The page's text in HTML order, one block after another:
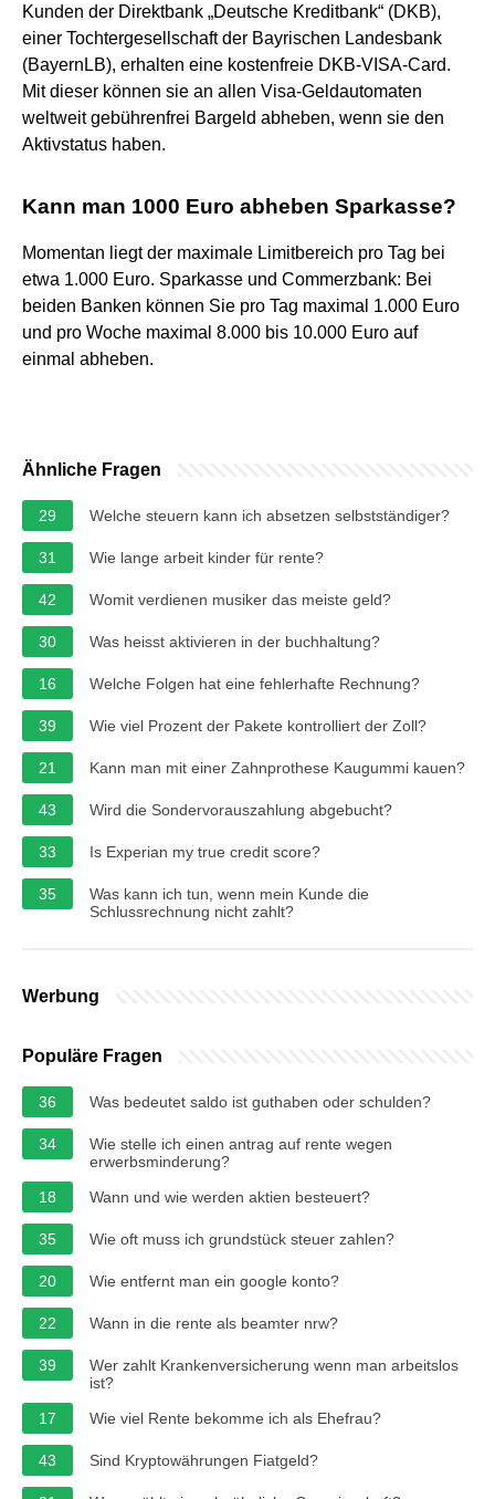
Kunden der Direktbank „Deutsche Kreditbank“ (DKB),
einer Tochtergesellschaft der Bayrischen Landesbank
(BayernLB), erhalten eine kostenfreie DKB-VISA-Card.
Mit dieser können sie an allen Visa-Geldautomaten
weltweit gebührenfrei Bargeld abheben, wenn sie den
Aktivstatus haben.
Kann man 1000 Euro abheben Sparkasse?
Momentan liegt der maximale Limitbereich pro Tag bei
etwa 1.000 Euro. Sparkasse und Commerzbank: Bei
beiden Banken können Sie pro Tag maximal 1.000 Euro
und pro Woche maximal 8.000 bis 10.000 Euro auf
einmal abheben.
Ähnliche Fragen
29 Welche steuern kann ich absetzen selbstständiger?
31 Wie lange arbeit kinder für rente?
42 Womit verdienen musiker das meiste geld?
30 Was heisst aktivieren in der buchhaltung?
16 Welche Folgen hat eine fehlerhafte Rechnung?
39 Wie viel Prozent der Pakete kontrolliert der Zoll?
21 Kann man mit einer Zahnprothese Kaugummi kauen?
43 Wird die Sondervorauszahlung abgebucht?
33 Is Experian my true credit score?
35
Was kann ich tun, wenn mein Kunde die
Schlussrechnung nicht zahlt?
Werbung
Populäre Fragen
36 Was bedeutet saldo ist guthaben oder schulden?
34
Wie stelle ich einen antrag auf rente wegen
erwerbsminderung?
18
Wann und wie werden aktien besteuert?
35 Wie oft muss ich grundstück steuer zahlen?
20 Wie entfernt man ein google konto?
22 Wann in die rente als beamter nrw?
39
Wer zahlt Krankenversicherung wenn man arbeitslos
ist?
17
Wie viel Rente bekomme ich als Ehefrau?
43 Sind Kryptowährungen Fiatgeld?